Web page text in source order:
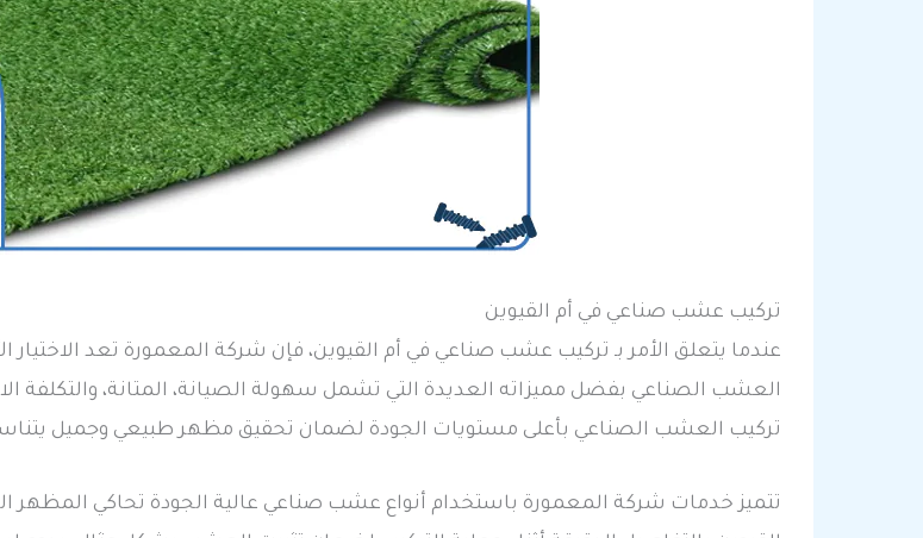
تركيب عشب صناعي في أم القيوين
عندما يتعلق الأمر بـ تركيب عشب صناعي في أم القيوين، فإن شركة المعمورة تعد
العشب الصناعي بفضل مميزاته العديدة التي تشمل سهولة الصيانة، المتانة،
تركيب العشب الصناعي بأعلى مستويات الجودة لضمان تحقيق مظهر طبيعي وجميل
تتميز خدمات شركة المعمورة باستخدام أنواع عشب صناعي عالية الجودة تحاكي